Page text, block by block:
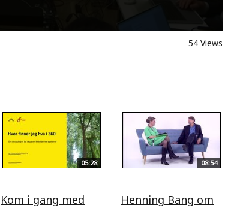
54 Views
05:28
Kom i gang med
08:54
Henning Bang om